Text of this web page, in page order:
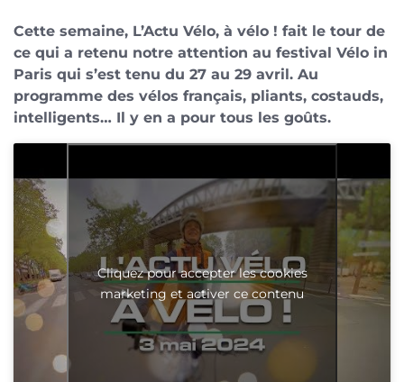
Cette semaine, L’Actu Vélo, à vélo ! fait le tour de
ce qui a retenu notre attention au festival Vélo in
Paris qui s’est tenu du 27 au 29 avril. Au
programme des vélos français, pliants, costauds,
intelligents… Il y en a pour tous les goûts.
Cliquez pour accepter les cookies
marketing et activer ce contenu